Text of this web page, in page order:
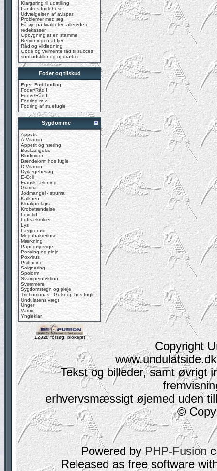
Klargøring til udstilling
I andres fuglehuse
Udvælgelsen af avlspar
Problemer med æg
Få øje på kvaliteten allerede i
redekassen
Opbygning af en stamme
Betydningen af fjer
Råd og vildledning
Gode og velmente råd til succes
som udstiller og opdrætter
Foder og tilskud
Egen Frøblanding
Foder/Råd I
Foder/Råd II
Fodring m.v.
Fodring af stuefugle
Sygdomme
Appetit
A-Vitamin
Appetit og næring
Beskæfigelse
Blodmider
Bændelorm hos fugle
D-Vitamin
Dyrlægebesøg
E-Coli
Fransk fældning
Giardia
Jodmangel - struma
Kalkben
Kloakprolaps
Krobetændelse
Levetid
Luftsækmider
Lys
Læggenød
Megabakteriose
Mærkning
Papegøjesyge
Pasning og pleje
Poxvirus
Psittacine
Soignering
Spolorm
Svampeinfektion
Svømmere
Sygdomstegn og pleje
Trichomonas - Gulknop hos fugle
Undulatens vægt
Unger
Varme
Yngleklar
12328 forsøg, blokeret
Copyright
Tekst og billeder, samt øvrigt
erhvervsmæssigt øjemed uden
©
Powered byPHP-Fusion
Released as free software